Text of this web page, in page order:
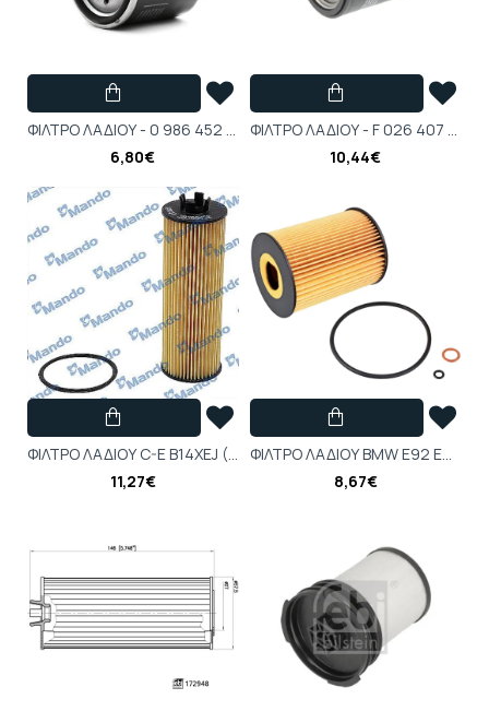
ΦΙΛΤΡΟ ΛΑΔΙΟΥ - 0 986 452 058
6,80€
ΦΙΛΤΡΟ ΛΑΔΙΟΥ - F 026 407 085
10,44€
ΦΙΛΤΡΟ ΛΑΔΙΟΥ C-E B14XEJ (AUT/TR)-MANDO-0650246M
11,27€
ΦΙΛΤΡΟ ΛΑΔΙΟΥ BMW E92 E93 M3 , 6' E63 M6-BLUE PRINT-BPABD112122
8,67€